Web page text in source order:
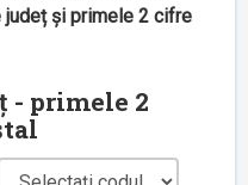
și primele 2 cifre
- primele 2